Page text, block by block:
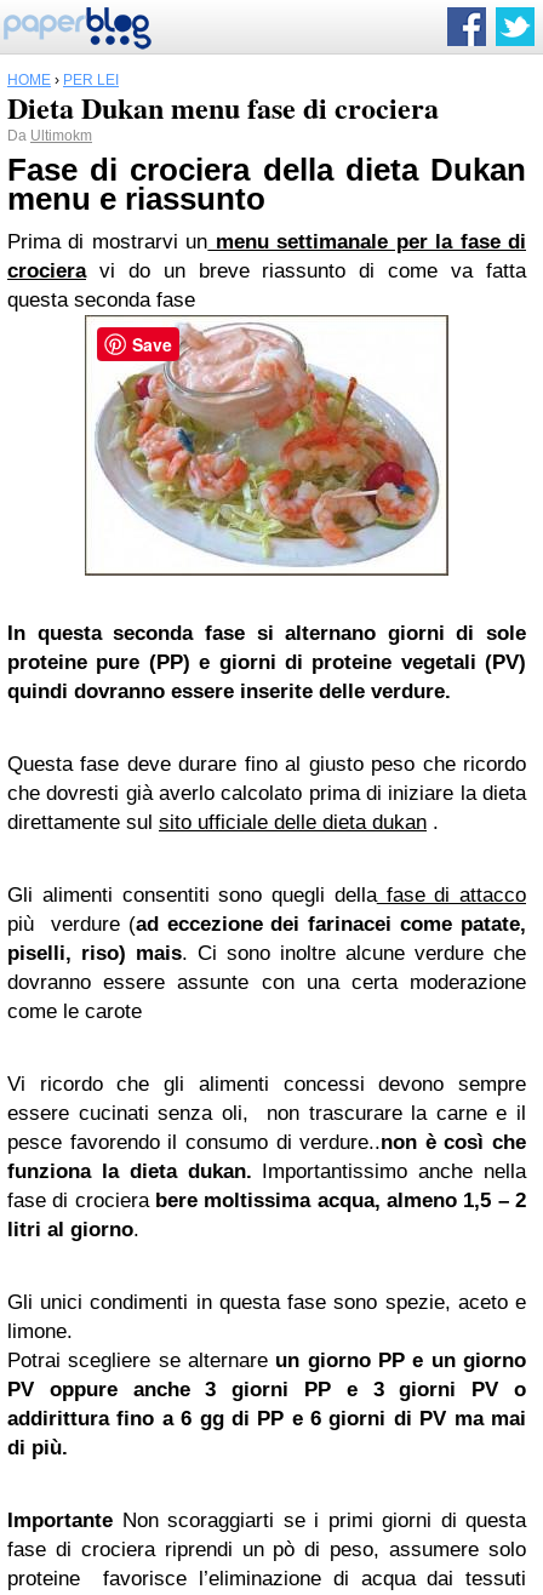
HOME › PER LEI
Dieta Dukan menu fase di crociera
Da Ultimokm
Fase di crocieradella dieta Dukan
menu e riassunto
Prima di mostrarvi un menu settimanale per la fase di
crocieravi do un breve riassunto di come va fatta
questa seconda fase
In questa seconda fase si alternano giorni di sole
proteine pure (PP) e giorni di proteine vegetali (PV)
quindi dovranno essere inserite delle verdure.
Questa fase deve durare fino al giusto peso che ricordo
che dovresti già averlo calcolato prima di iniziare la dieta
direttamente sul sito ufficiale delle dieta dukan .
Gli alimenti consentiti sono quegli dellafase di attacco
più verdure (ad eccezione dei farinacei come patate,
piselli, riso) mais. Ci sono inoltre alcune verdure che
dovranno essere assunte con una certa moderazione
come le carote
Vi ricordo che gli alimenti concessi devono sempre
essere cucinati senza oli, non trascurare la carne e il
pesce favorendo il consumo di verdure..non è così che
funziona la dieta dukan. Importantissimo anche nella
fase di crocierabere moltissima acqua, almeno 1,5 – 2
litri al giorno.
Gli unici condimenti in questa fase sono spezie, aceto e
limone.
Potrai scegliere se alternare un giorno PP e un giorno
PV oppure anche 3 giorni PP e 3 giorni PV o
addirittura fino a 6 gg di PP e 6 giorni di PV ma mai
di più.
Importante Non scoraggiarti se i primi giorni di questa
fase di crociera riprendi un pò di peso, assumere solo
proteine favorisce l’eliminazione di acqua dai tessuti
Save